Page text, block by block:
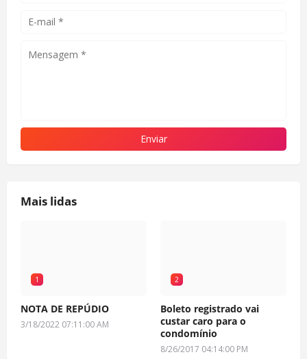
Mais lidas
1
NOTA DE REPÚDIO
3/18/2022 07:11:00 AM
2
Boleto registrado vai
custar caro para o
condomínio
8/26/2017 04:14:00 PM